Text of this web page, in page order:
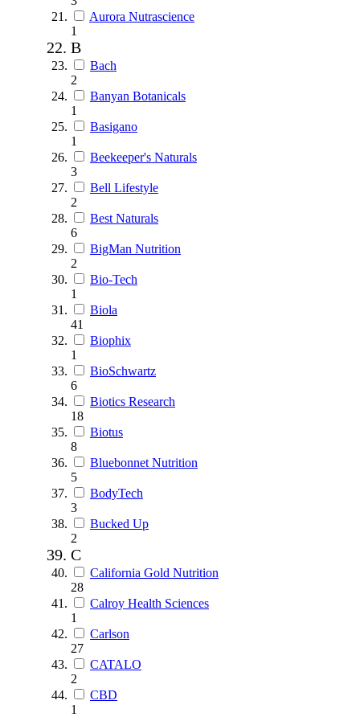
Aurora Nutrascience
1
B
Bach
2
Banyan Botanicals
1
Basigano
1
Beekeeper's Naturals
3
Bell Lifestyle
2
Best Naturals
6
BigMan Nutrition
2
Bio-Tech
1
Biola
41
Biophix
1
BioSchwartz
6
Biotics Research
18
Biotus
8
Bluebonnet Nutrition
5
BodyTech
3
Bucked Up
2
C
California Gold Nutrition
28
Calroy Health Sciences
1
Carlson
27
CATALO
2
CBD
1